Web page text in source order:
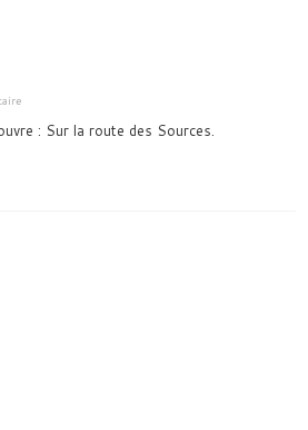
: Sur la route des Sources.